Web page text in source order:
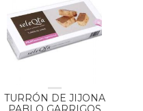
TURRÓN DE JIJONA